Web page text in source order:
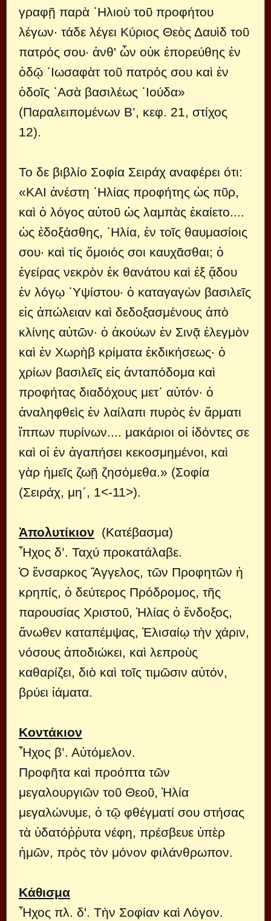
γραφῇ παρὰ ᾿Ηλιοὺ τοῦ προφήτου
λέγων· τάδε λέγει Κύριος Θεὸς Δαυὶδ τοῦ
πατρός σου· ἀνθ' ὧν οὐκ ἐπορεύθης ἐν
ὁδῷ ᾿Ιωσαφὰτ τοῦ πατρός σου καὶ ἐν
ὁδοῖς ᾿Ασὰ βασιλέως ᾿Ιούδα»
(Παραλειπομένων Β’, κεφ. 21, στίχος
12).
Το δε βιβλίο Σοφία Σειράχ αναφέρει ότι:
«ΚΑΙ ἀνέστη ᾿Ηλίας προφήτης ὡς πῦρ,
καὶ ὁ λόγος αὐτοῦ ὡς λαμπὰς ἐκαίετο....
ὡς ἐδοξάσθης, ᾿Ηλία, ἐν τοῖς θαυμασίοις
σου· καὶ τίς ὅμοιός σοι καυχᾶσθαι; ὁ
ἐγείρας νεκρὸν ἐκ θανάτου καὶ ἐξ ᾅδου
ἐν λόγῳ ῾Υψίστου· ὁ καταγαγὼν βασιλεῖς
εἰς ἀπώλειαν καὶ δεδοξασμένους ἀπὸ
κλίνης αὐτῶν· ὁ ἀκούων ἐν Σινᾷ ἐλεγμὸν
καὶ ἐν Χωρὴβ κρίματα ἐκδικήσεως· ὁ
χρίων βασιλεῖς εἰς ἀνταπόδομα καὶ
προφήτας διαδόχους μετ᾿ αὐτόν· ὁ
ἀναληφθεὶς ἐν λαίλαπι πυρὸς ἐν ἅρματι
ἵππων πυρίνων.... μακάριοι οἱ ἰδόντες σε
καὶ οἱ ἐν ἀγαπήσει κεκοσμημένοι, καὶ
γὰρ ἡμεῖς ζωῇ ζησόμεθα.» (Σοφία
(Σειράχ, μη΄, 1<-11>).
Ἀπολυτίκιον
(Κατέβασμα)
Ἦχος δ’. Ταχύ προκατάλαβε.
Ὁ ἔνσαρκος Ἄγγελος, τῶν Προφητῶν ἡ
κρηπίς, ὁ δεύτερος Πρόδρομος, τῆς
παρουσίας Χριστοῦ, Ἠλίας ὁ ἔνδοξος,
ἄνωθεν καταπέμψας, Ἐλισαίῳ τὴν χάριν,
νόσους ἀποδιώκει, καὶ λεπροὺς
καθαρίζει, διὸ καὶ τοῖς τιμῶσιν αὐτόν,
βρύει ἰάματα.
Κοντάκιον
Ἦχος β’. Αὐτόμελον.
Προφῆτα καὶ προόπτα τῶν
μεγαλουργιῶν τοῦ Θεοῦ, Ἠλία
μεγαλώνυμε, ὁ τῷ φθέγματί σου στήσας
τὰ ὑδατόῤῥυτα νέφη, πρέσβευε ὑπὲρ
ἡμῶν, πρὸς τὸν μόνον φιλάνθρωπον.
Κάθισμα
Ἦχος πλ. δ'. Τὴν Σοφίαν καὶ Λόγον.